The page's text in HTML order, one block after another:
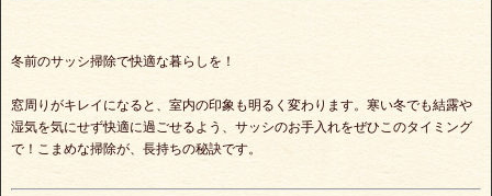
冬前のサッシ掃除で快適な暮らしを！
窓周りがキレイになると、室内の印象も明るく変わります。寒い冬でも結露や
湿気を気にせず快適に過ごせるよう、サッシのお手入れをぜひこのタイミング
で！こまめな掃除が、長持ちの秘訣です。